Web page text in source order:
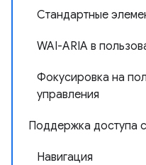
Стандартные
WAI-ARIA в
Фокусировка на
управления
Поддержка доступа
Навигация